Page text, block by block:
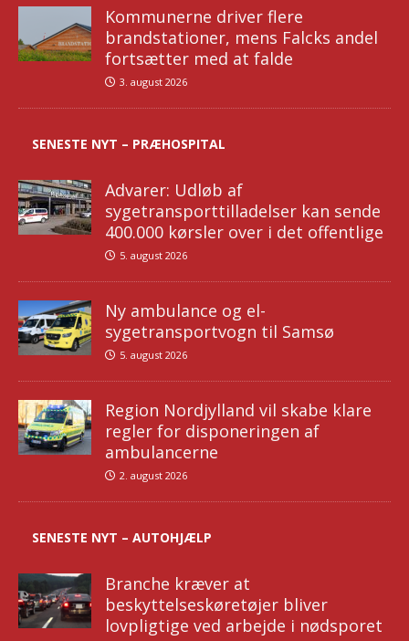
Kommunerne driver flere
brandstationer, mens Falcks andel
fortsætter med at falde
3. august 2026
SENESTE NYT – PRÆHOSPITAL
Advarer: Udløb af
sygetransporttilladelser kan sende
400.000 kørsler over i det offentlige
5. august 2026
Ny ambulance og el-
sygetransportvogn til Samsø
5. august 2026
Region Nordjylland vil skabe klare
regler for disponeringen af
ambulancerne
2. august 2026
SENESTE NYT – AUTOHJÆLP
Branche kræver at
beskyttelseskøretøjer bliver
lovpligtige ved arbejde i nødsporet